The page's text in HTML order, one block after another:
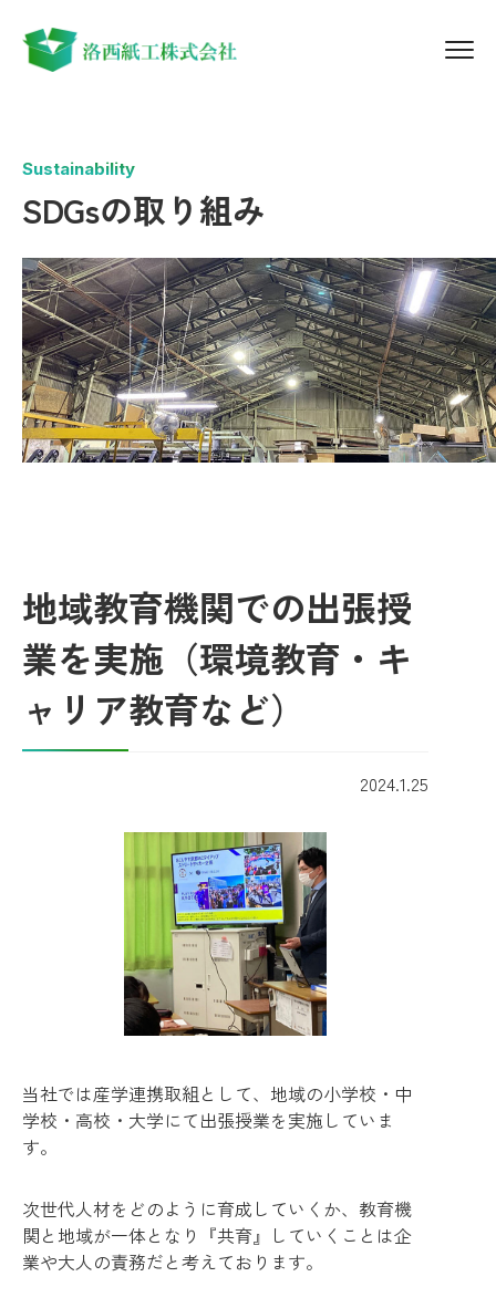
Sustainability
SDGsの取り組み
地域教育機関での出張授
業を実施（環境教育・キ
ャリア教育など）
2024.1.25
当社では産学連携取組として、地域の小学校・中
学校・高校・大学にて出張授業を実施していま
す。
次世代人材をどのように育成していくか、教育機
関と地域が一体となり『共育』していくことは企
業や大人の責務だと考えております。